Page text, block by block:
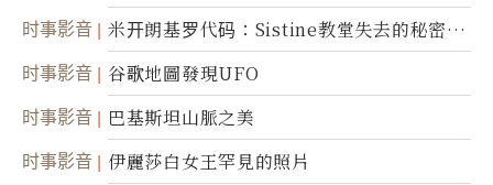
时事影音
米开朗基罗代码：Sistine教堂失去的秘密
(图)
时事影音 谷歌地圖發現UFO
时事影音 巴基斯坦山脈之美
时事影音 伊麗莎白女王罕見的照片